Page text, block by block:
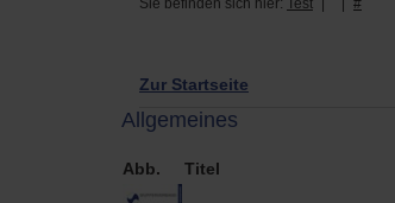
Zur Startseite
Allgemeines
Abb. Titel